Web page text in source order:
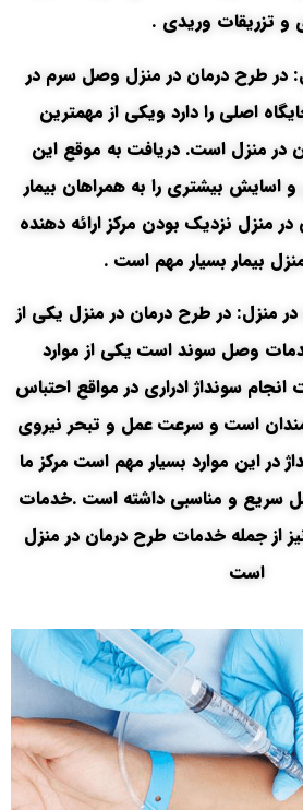
و تزریقات وریدی .
در طرح درمان در منزل وصل سرم در
اصلی را دارد ویکی از مهمترین
در منزل است. دریافت به موقع این
اسایش بیشتری را به همراهان بیمار
منزل نزدیک بودن مرکز ارائه دهنده
بیمار بسیار مهم است .
منزل: در طرح درمان در منزل یکی از
وصل سوند است یکی از موارد
سونداژ ادراری در مواقع احتباس
است و سرعت عمل و تبحر نیروی
در این موارد بسیار مهم است مرکز ما
سریع و مناسبی داشته است .خدمات
از جمله خدمات طرح درمان در منزل
است